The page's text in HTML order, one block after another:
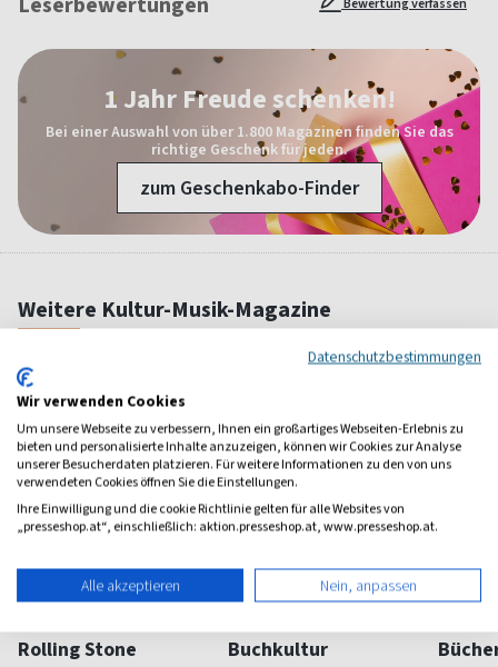
1 Jahr Freude schenken!
Bei einer Auswahl von über 1.800 Magazinen finden Sie das
richtige Geschenk für jeden.
zum Geschenkabo-Finder
Weitere Kultur-Musik-Magazine
Rolling Stone Buchkultur
Datenschutzbestimmungen
Wir verwenden Cookies
Um unsere Webseite zu verbessern, Ihnen ein großartiges Webseiten-Erlebnis zu
bieten und personalisierte Inhalte anzuzeigen, können wir Cookies zur Analyse
unserer Besucherdaten platzieren. Für weitere Informationen zu den von uns
verwendeten Cookies öffnen Sie die Einstellungen.
Ihre Einwilligung und die cookie Richtlinie gelten für alle Websites von
„presseshop.at“, einschließlich: aktion.presseshop.at, www.presseshop.at.
Alle akzeptieren Nein, anpassen